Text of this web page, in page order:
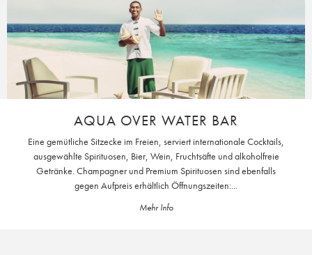
AQUA OVER WATER BAR
Eine gemütliche Sitzecke im Freien, serviert internationale Cocktails,
ausgewählte Spirituosen, Bier, Wein, Fruchtsäfte und alkoholfreie
Getränke. Champagner und Premium Spirituosen sind ebenfalls
gegen Aufpreis erhältlich Öffnungszeiten:...
Mehr Info